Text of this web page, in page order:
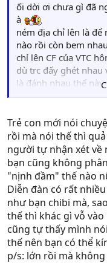
ối dời ơi chưa gì đã
à
ném địa chỉ lên là
nào rồi còn bem
chỉ lên CF của VTC
dù trc đấy ghét
là đánh nhau thế
mạch vậy,kẻo có
p/s:còn kêu nịnh
nói năng tử tế đàng
với mấy thằng chọt
mie ji,tút thôi
Trẻ con mới nói
rồi mà nói thế thì
người tự nhận xét về
bạn cũng không
"nịnh đầm" thế nào
Diễn đàn có rất
như bạn chibi mà,
thế thì khác gì vỗ
cũng tự thấy mình
thế nên bạn có thể
p/s: lớn rồi mà